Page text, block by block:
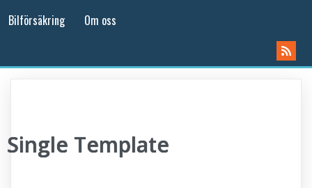
Bilförsäkring Om oss
Single Template